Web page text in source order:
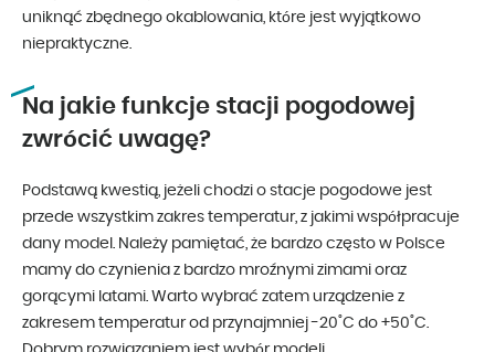
uniknąć zbędnego okablowania, które jest wyjątkowo
niepraktyczne.
Na jakie funkcje stacji pogodowej
zwrócić uwagę?
Podstawą kwestią, jeżeli chodzi o stacje pogodowe jest
przede wszystkim zakres temperatur, z jakimi współpracuje
dany model. Należy pamiętać, że bardzo często w Polsce
mamy do czynienia z bardzo mroźnymi zimami oraz
gorącymi latami. Warto wybrać zatem urządzenie z
zakresem temperatur od przynajmniej -20˚C do +50˚C.